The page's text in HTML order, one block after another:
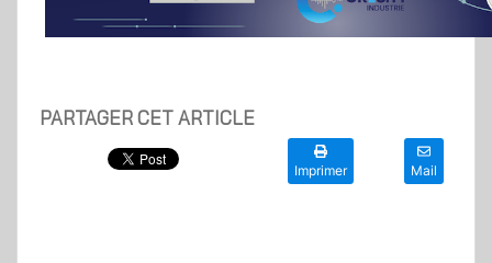
PARTAGER CET ARTICLE
Imprimer Mail